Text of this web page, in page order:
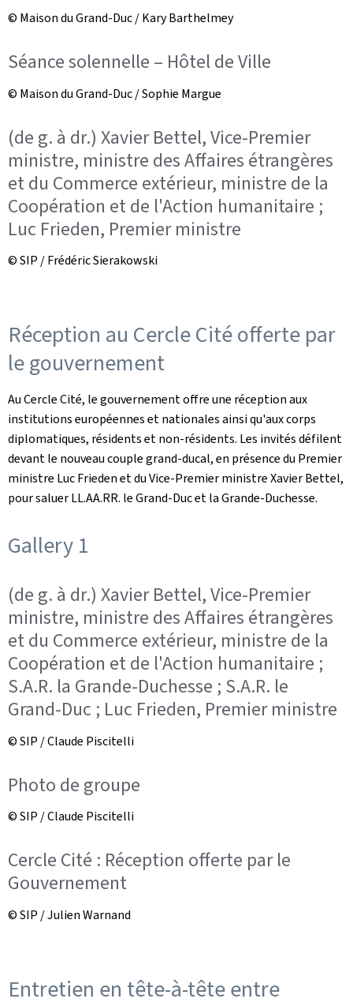
© Maison du Grand-Duc / Kary Barthelmey
Séance solennelle – Hôtel de Ville
© Maison du Grand-Duc / Sophie Margue
(de g. à dr.) Xavier Bettel, Vice-Premier
ministre, ministre des Affaires étrangères
et du Commerce extérieur, ministre de la
Coopération et de l'Action humanitaire ;
Luc Frieden, Premier ministre
© SIP / Frédéric Sierakowski
Réception au Cercle Cité offerte par
le gouvernement
Au Cercle Cité, le gouvernement offre une réception aux
institutions européennes et nationales ainsi qu'aux corps
diplomatiques, résidents et non-résidents. Les invités défilent
devant le nouveau couple grand-ducal, en présence du Premier
ministre Luc Frieden et du Vice-Premier ministre Xavier Bettel,
pour saluer LL.AA.RR. le Grand-Duc et la Grande-Duchesse.
Gallery 1
(de g. à dr.) Xavier Bettel, Vice-Premier
ministre, ministre des Affaires étrangères
et du Commerce extérieur, ministre de la
Coopération et de l'Action humanitaire ;
S.A.R. la Grande-Duchesse ; S.A.R. le
Grand-Duc ; Luc Frieden, Premier ministre
© SIP / Claude Piscitelli
Photo de groupe
© SIP / Claude Piscitelli
Cercle Cité : Réception offerte par le
Gouvernement
© SIP / Julien Warnand
Entretien en tête-à-tête entre